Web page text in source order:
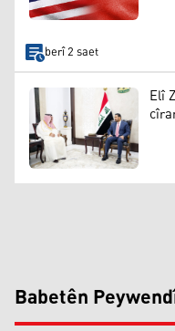
berî 2 saet
Elî
Babetên